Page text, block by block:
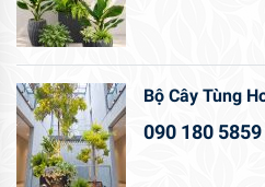
Bộ Cây Tùng
090 180 5859